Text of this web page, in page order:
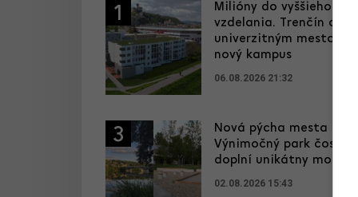
1
Milióny do vyššieho
vzdelania. Trenčín chce
univerzitným mestom,
nový kampus
06.08.2026 21:32
3
Nová pýcha mesta
Výnimočný park čoskoro
doplní unikátny most
02.08.2026 15:43